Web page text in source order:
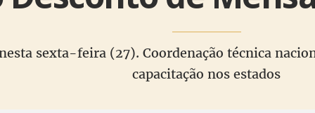
sexta-feira (27). Coordenação técnica
capacitação nos estados